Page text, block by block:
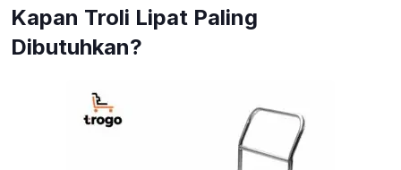
Kapan Troli Lipat Paling
Dibutuhkan?